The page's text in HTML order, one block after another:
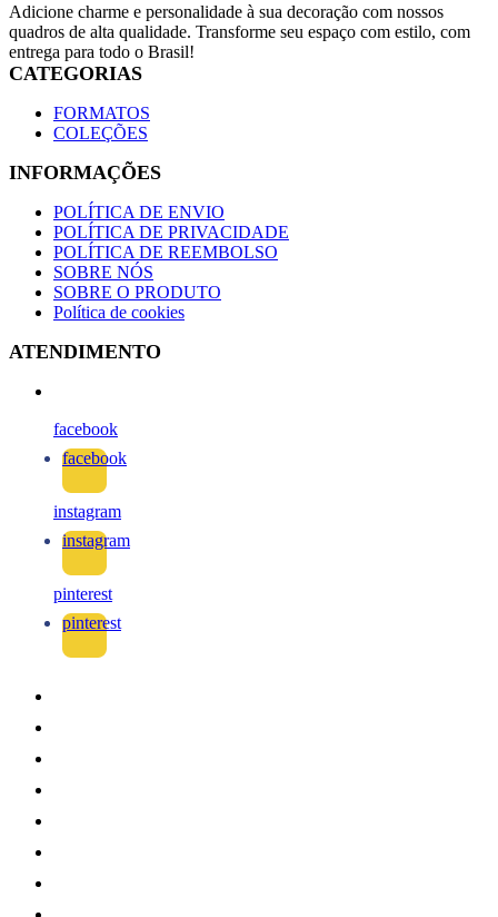
Adicione charme e personalidade à sua decoração com nossos
quadros de alta qualidade. Transforme seu espaço com estilo, com
entrega para todo o Brasil!
CATEGORIAS
FORMATOS
COLEÇÕES
INFORMAÇÕES
POLÍTICA DE ENVIO
POLÍTICA DE PRIVACIDADE
POLÍTICA DE REEMBOLSO
SOBRE NÓS
SOBRE O PRODUTO
Política de cookies
ATENDIMENTO
facebook
facebook
instagram
instagram
pinterest
pinterest